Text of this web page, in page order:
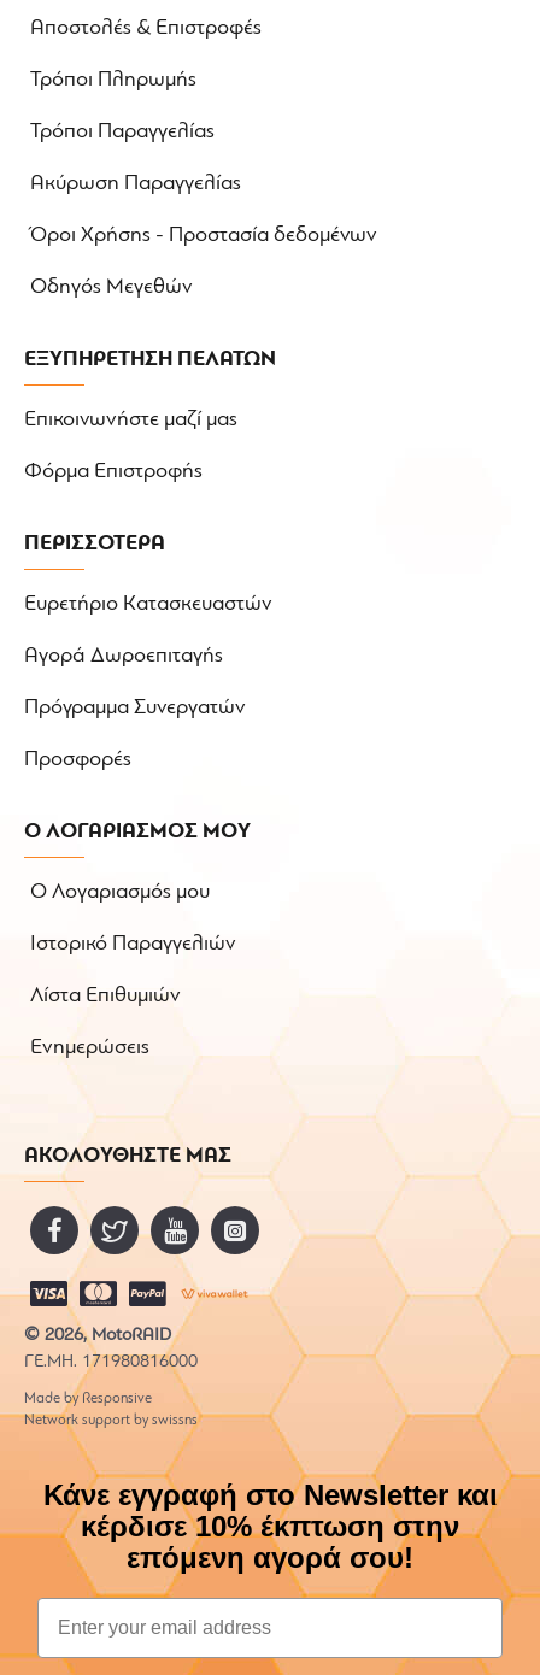
Αποστολές & Επιστροφές
Τρόποι Πληρωμής
Τρόποι Παραγγελίας
Ακύρωση Παραγγελίας
Όροι Χρήσης - Προστασία δεδομένων
Οδηγός Μεγεθών
ΕΞΥΠΗΡΕΤΗΣΗ ΠΕΛΑΤΩΝ
Επικοινωνήστε μαζί μας
Φόρμα Επιστροφής
ΠΕΡΙΣΣΟΤΕΡΑ
Ευρετήριο Κατασκευαστών
Αγορά Δωροεπιταγής
Πρόγραμμα Συνεργατών
Προσφορές
Ο ΛΟΓΑΡΙΑΣΜΟΣ ΜΟΥ
Ο Λογαριασμός μου
Ιστορικό Παραγγελιών
Λίστα Επιθυμιών
Ενημερώσεις
ΑΚΟΛΟΥΘΗΣΤΕ ΜΑΣ
© 2026, MotoRAID
ΓΕ.ΜΗ. 171980816000
Made by Responsive
Network support by swissns
Κάνε εγγραφή στο Newsletter και
κέρδισε 10% έκπτωση στην
επόμενη αγορά σου!
Email